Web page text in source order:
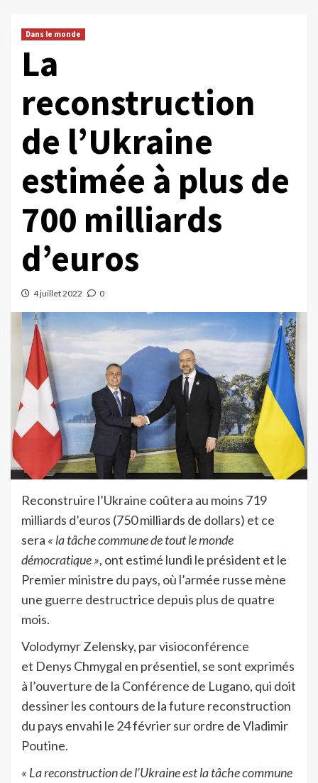
Dans le monde
La
reconstruction
de l’Ukraine
estimée à plus de
700 milliards
d’euros
4 juillet 2022 0
Reconstruire l’Ukraine coûtera au moins 719
milliards d’euros (750 milliards de dollars) et ce
sera « la tâche commune de tout le monde
démocratique », ont estimé lundi le président et le
Premier ministre du pays, où l’armée russe mène
une guerre destructrice depuis plus de quatre
mois.
Volodymyr Zelensky, par visioconférence
et Denys Chmygal en présentiel, se sont exprimés
à l’ouverture de la Conférence de Lugano, qui doit
dessiner les contours de la future reconstruction
du pays envahi le 24 février sur ordre de Vladimir
Poutine.
« La reconstruction de l’Ukraine est la tâche commune